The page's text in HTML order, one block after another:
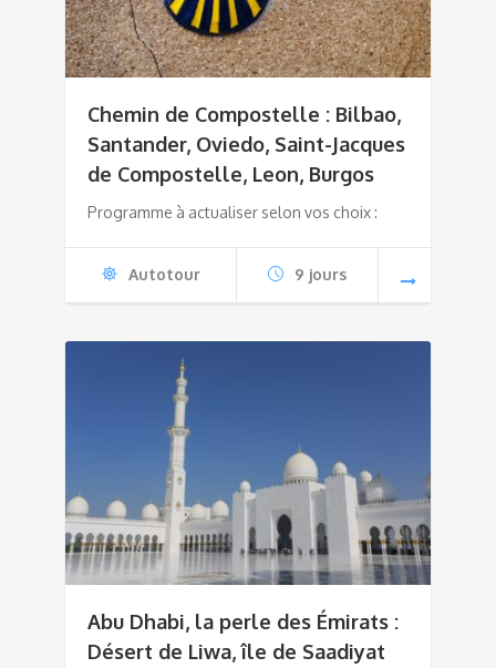
Chemin de Compostelle : Bilbao,
Santander, Oviedo, Saint-Jacques
de Compostelle, Leon, Burgos
Programme à actualiser selon vos choix :
Autotour 9 jours
Abu Dhabi, la perle des Émirats :
Désert de Liwa, île de Saadiyat